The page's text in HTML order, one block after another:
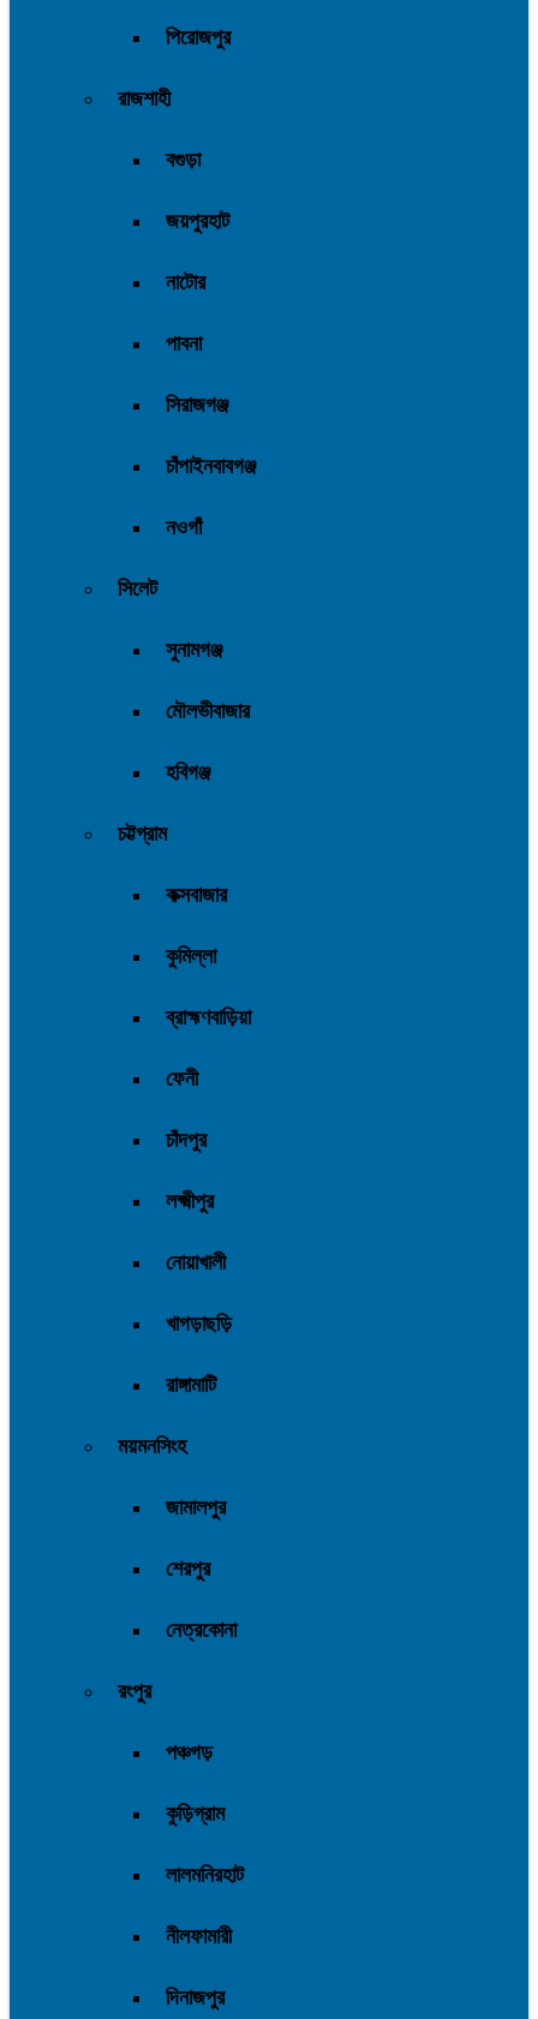
পিরোজপুর
রাজশাহী
বগুড়া
জয়পুরহাট
নাটোর
পাবনা
সিরাজগঞ্জ
চাঁপাইনবাবগঞ্জ
নওগাঁ
সিলেট
সুনামগঞ্জ
মৌলভীবাজার
হবিগঞ্জ
চট্টগ্রাম
কক্সবাজার
কুমিল্লা
ব্রাহ্মণবাড়িয়া
ফেনী
চাঁদপুর
লক্ষ্মীপুর
নোয়াখালী
খাগড়াছড়ি
রাঙ্গামাটি
ময়মনসিংহ
জামালপুর
শেরপুর
নেত্রকোনা
রংপুর
পঞ্চগড়
কুড়িগ্রাম
লালমনিরহাট
নীলফামারী
দিনাজপুর